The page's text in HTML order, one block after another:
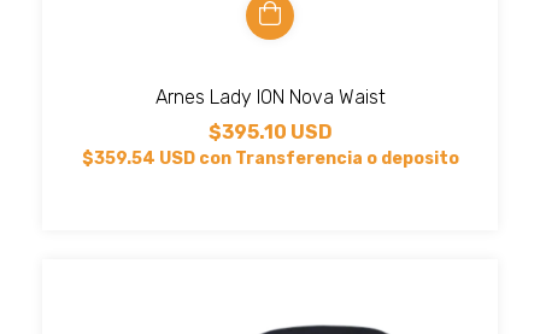
Arnes Lady ION Nova Waist
$395.10 USD
$359.54 USD con Transferencia o deposito